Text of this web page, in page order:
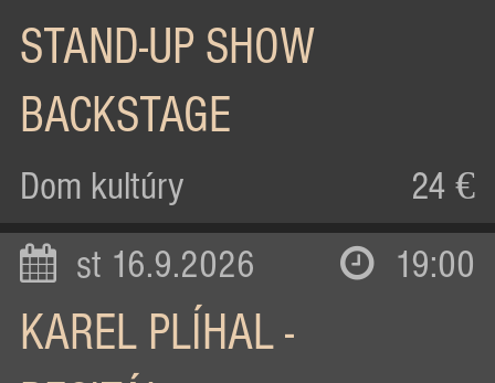
STAND-UP SHOW
BACKSTAGE
Dom kultúry 24 €
st 16.9.2026 19:00
KAREL PLÍHAL -